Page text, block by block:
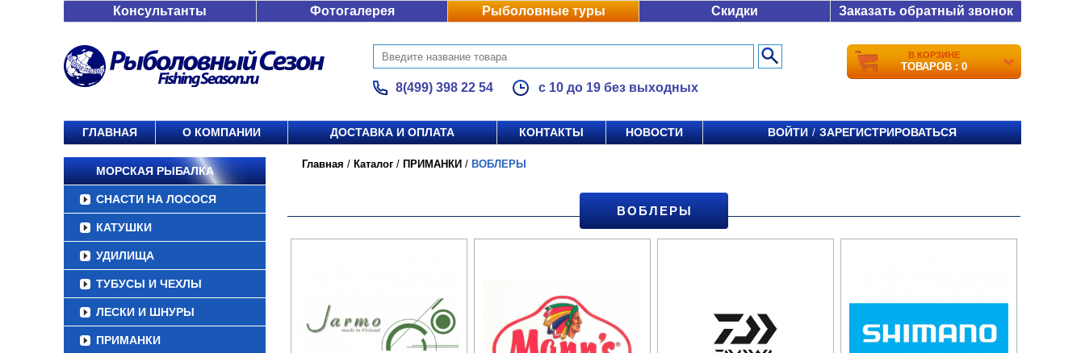
Консультанты Фотогалерея Рыболовные туры Скидки Заказать обратный звонок
8(499) 398 22 54 с 10 до 19 без выходных
В КОРЗИНЕ
ТОВАРОВ : 0
ГЛАВНАЯ О КОМПАНИИ ДОСТАВКА И ОПЛАТА КОНТАКТЫ НОВОСТИ ВОЙТИ / ЗАРЕГИСТРИРОВАТЬСЯ
МОРСКАЯ РЫБАЛКА
СНАСТИ НА ЛОСОСЯ
КАТУШКИ
УДИЛИЩА
ТУБУСЫ И ЧЕХЛЫ
ЛЕСКИ И ШНУРЫ
ПРИМАНКИ
Главная / Каталог / ПРИМАНКИ / ВОБЛЕРЫ
ВОБЛЕРЫ